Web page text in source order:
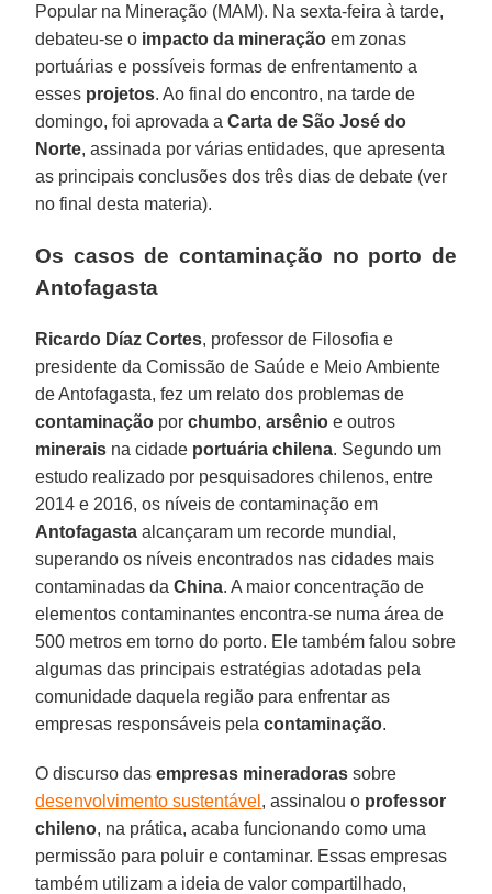
Popular na Mineração (MAM). Na sexta-feira à tarde,
debateu-se o impacto da mineração em zonas
portuárias e possíveis formas de enfrentamento a
esses projetos. Ao final do encontro, na tarde de
domingo, foi aprovada aCarta de São José do
Norte, assinada por várias entidades, que apresenta
as principais conclusões dos três dias de debate (ver
no final desta materia).
Os casos de contaminação no porto de
Antofagasta
Ricardo Díaz Cortes, professor de Filosofia e
presidente da Comissão de Saúde e Meio Ambiente
de Antofagasta, fez um relato dos problemas de
contaminação porchumbo,arsênio e outros
minerais na cidade portuária chilena. Segundo um
estudo realizado por pesquisadores chilenos, entre
2014 e 2016, os níveis de contaminação em
Antofagasta alcançaram um recorde mundial,
superando os níveis encontrados nas cidades mais
contaminadas daChina. A maior concentração de
elementos contaminantes encontra-se numa área de
500 metros em torno do porto. Ele também falou sobre
algumas das principais estratégias adotadas pela
comunidade daquela região para enfrentar as
empresas responsáveis pelacontaminação.
O discurso dasempresas mineradoras sobre
desenvolvimento sustentável , assinalou o professor
chileno, na prática, acaba funcionando como uma
permissão para poluir e contaminar. Essas empresas
também utilizam a ideia de valor compartilhado,